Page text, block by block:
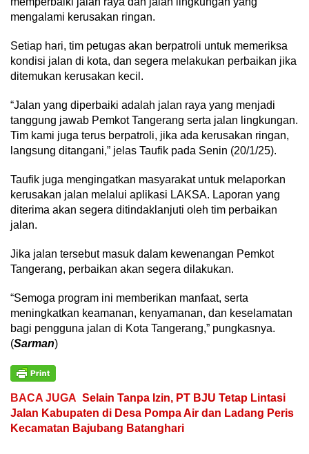
mengalami kerusakan ringan.
Setiap hari, tim petugas akan berpatroli untuk memeriksa
kondisi jalan di kota, dan segera melakukan perbaikan jika
ditemukan kerusakan kecil.
“Jalan yang diperbaiki adalah jalan raya yang menjadi
tanggung jawab Pemkot Tangerang serta jalan lingkungan.
Tim kami juga terus berpatroli, jika ada kerusakan ringan,
langsung ditangani,” jelas Taufik pada Senin (20/1/25).
Taufik juga mengingatkan masyarakat untuk melaporkan
kerusakan jalan melalui aplikasi LAKSA. Laporan yang
diterima akan segera ditindaklanjuti oleh tim perbaikan
jalan.
Jika jalan tersebut masuk dalam kewenangan Pemkot
Tangerang, perbaikan akan segera dilakukan.
“Semoga program ini memberikan manfaat, serta
meningkatkan keamanan, kenyamanan, dan keselamatan
bagi pengguna jalan di Kota Tangerang,” pungkasnya.
(Sarman)
BACA JUGA Selain Tanpa Izin, PT BJU Tetap Lintasi
Jalan Kabupaten di Desa Pompa Air dan Ladang Peris
Kecamatan Bajubang Batanghari